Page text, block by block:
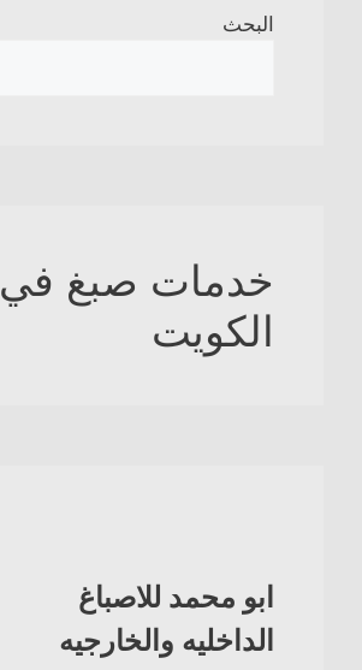
البحث
خدمات صبغ في
الكويت
ابو محمد للاصباغ
الداخليه والخارجيه